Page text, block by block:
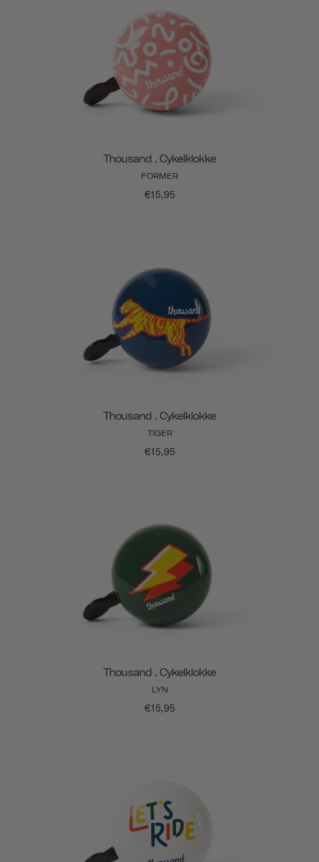
Thousand . Cykelklokke
FORMER
€15,95
Thousand . Cykelklokke
TIGER
€15,95
Thousand . Cykelklokke
LYN
€15,95